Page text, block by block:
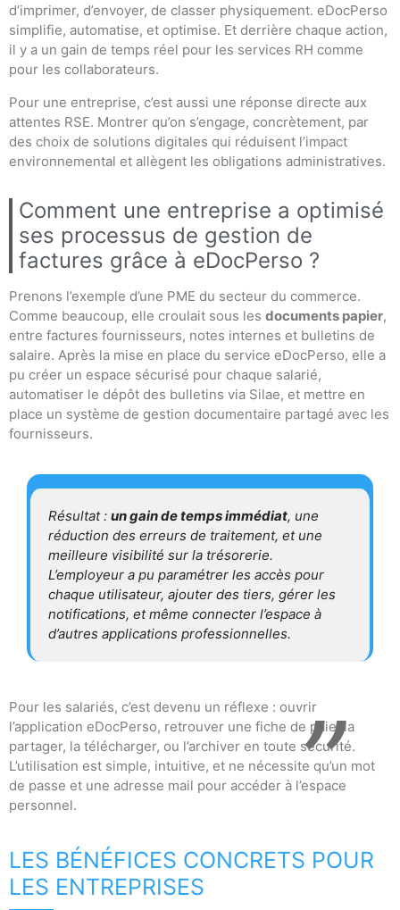
d’imprimer, d’envoyer, de classer physiquement. eDocPerso
simplifie, automatise, et optimise. Et derrière chaque action,
il y a un gain de temps réel pour les services RH comme
pour les collaborateurs.
Pour une entreprise, c’est aussi une réponse directe aux
attentes RSE. Montrer qu’on s’engage, concrètement, par
des choix de solutions digitales qui réduisent l’impact
environnemental et allègent les obligations administratives.
Comment une entreprise a optimisé
ses processus de gestion de
factures grâce à eDocPerso ?
Prenons l’exemple d’une PME du secteur du commerce.
Comme beaucoup, elle croulait sous les documents papier,
entre factures fournisseurs, notes internes et bulletins de
salaire. Après la mise en place du service eDocPerso, elle a
pu créer un espace sécurisé pour chaque salarié,
automatiser le dépôt des bulletins via Silae, et mettre en
place un système de gestion documentaire partagé avec les
fournisseurs.
Résultat : un gain de temps immédiat, une
réduction des erreurs de traitement, et une
meilleure visibilité sur la trésorerie.
L’employeur a pu paramétrer les accès pour
chaque utilisateur, ajouter des tiers, gérer les
notifications, et même connecter l’espace à
d’autres applications professionnelles.
Pour les salariés, c’est devenu un réflexe : ouvrir
l’application eDocPerso, retrouver une fiche de paie, la
partager, la télécharger, ou l’archiver en toute sécurité.
L’utilisation est simple, intuitive, et ne nécessite qu’un mot
de passe et une adresse mail pour accéder à l’espace
personnel.
LES BÉNÉFICES CONCRETS POUR
LES ENTREPRISES